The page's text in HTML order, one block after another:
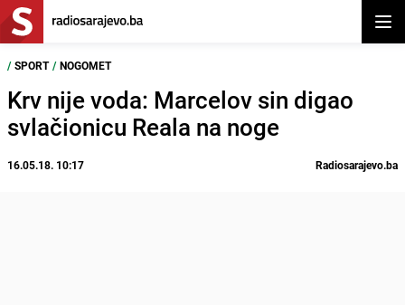
/ SPORT / NOGOMET
Krv nije voda: Marcelov sin digao
svlačionicu Reala na noge
16.05.18. 10:17 Radiosarajevo.ba